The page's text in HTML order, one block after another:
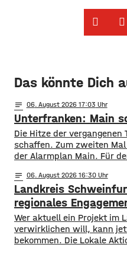
Das könnte Dich
notes 06. August 2026 17:03
Unterfranken: Main
Die Hitze der
schaffen. Zum zweiten
der Alarmplan Main. Für
mainabwärts die zweite
aktuell mit dem
Probleme, allerdings ist
notes 06. August 2026 16:30
Landkreis
regionales
Wer aktuell ein Projekt im
verwirklichen will, kann
bekommen. Die Lokale